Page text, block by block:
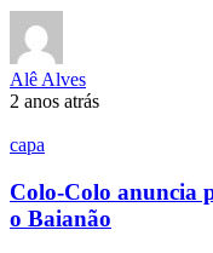
Alê Alves
2 anos atrás
capa
Colo-Colo anuncia
o Baianão